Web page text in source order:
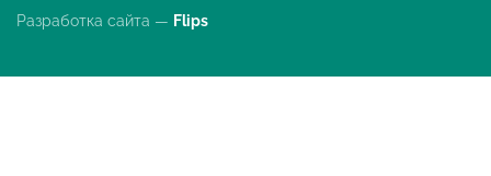
Разработка сайта — Flips